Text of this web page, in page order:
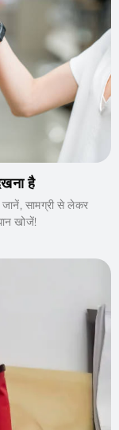
है
सामग्री से लेकर
खोजें!